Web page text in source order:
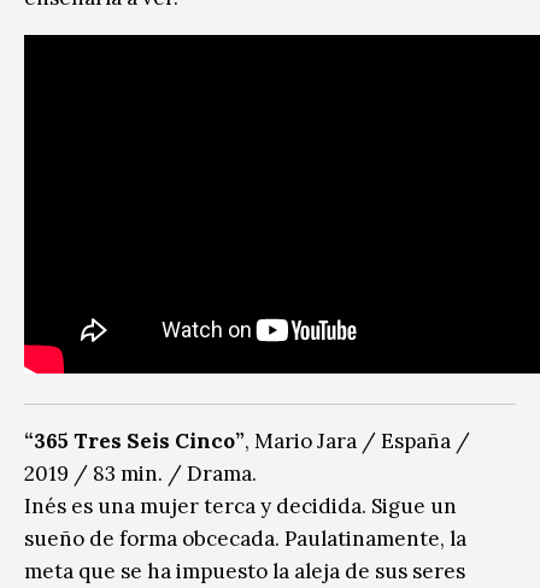
“365 Tres Seis Cinco”, Mario Jara / España /
2019 / 83 min. / Drama.
Inés es una mujer terca y decidida. Sigue un
sueño de forma obcecada. Paulatinamente, la
meta que se ha impuesto la aleja de sus seres